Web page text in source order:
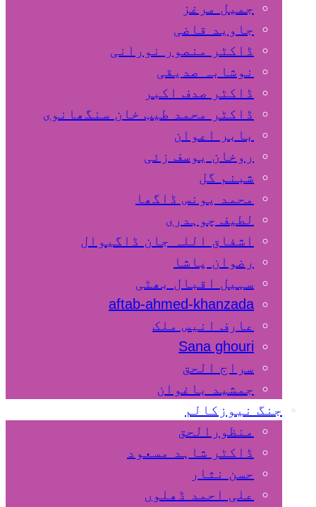
جمیل مرغز
جاوید قاضی
ڈاکٹر منصور نورانی
نوشابہ صدیقی
ڈاکٹر صدف اکبر
ڈاکٹر محمد طیب خان سنگھانوی
بابر اعوان
روخان یوسف زئی
شبنم گل
محمد یونس ڈاگھا
لطیف چوہدری
اشفاق اللہ جان ڈاگیوال
رضوان پاشا
سہیل اقبال بھٹی
aftab-ahmed-khanzada
عارف انیس ملک
Sana ghouri
سراج الحق
جمشید باغوان
جنگ نیوزکالم
منظورالحق
ڈاکٹر شاہد مسعود
حسن نثار
علی احمد ڈھلوں